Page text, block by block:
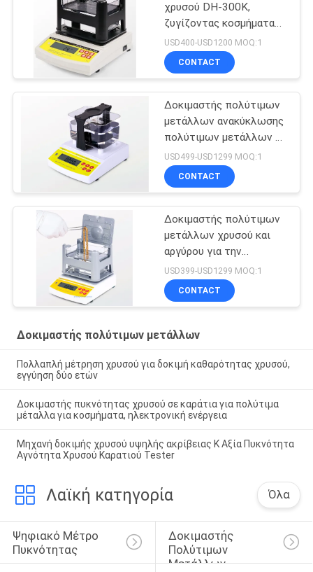
χρυσού DH-300K,
ζυγίζοντας κοσμήματα
ζυγίζοντας ζυγαριά
Χρυσός δοκιμαστής
ανιχνευτής καθαρότητας
USD400-USD1200 MOQ:1
CONTACT
Δοκιμαστής πολύτιμων
μετάλλων ανακύκλωσης
πολύτιμων μετάλλων με
μεγάλη χωρητικότητα
μέτρησης
USD499-USD1299 MOQ:1
CONTACT
Δοκιμαστής πολύτιμων
μετάλλων χρυσού και
αργύρου για την
αναγνώριση κοσμημάτων
USD399-USD1299 MOQ:1
CONTACT
Δοκιμαστής πολύτιμων μετάλλων
Πολλαπλή μέτρηση χρυσού για δοκιμή καθαρότητας χρυσού,
εγγύηση δύο ετών
Δοκιμαστής πυκνότητας χρυσού σε καράτια για πολύτιμα
μέταλλα για κοσμήματα, ηλεκτρονική ενέργεια
Μηχανή δοκιμής χρυσού υψηλής ακρίβειας K Αξία Πυκνότητα
Αγνότητα Χρυσού Καρατιού Tester
Λαϊκή κατηγορία Όλα
Ψηφιακό Μέτρο
Πυκνότητας
Δοκιμαστής
Πολύτιμων
Μετάλλων